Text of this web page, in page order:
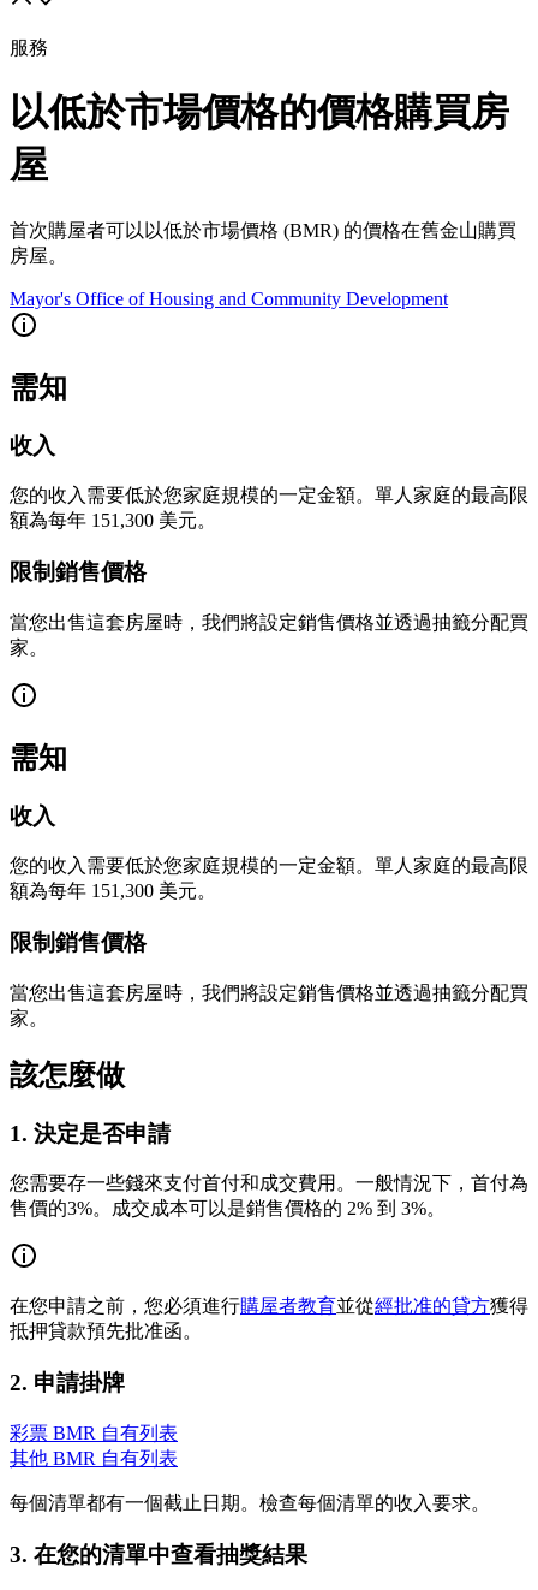
服務
以低於市場價格的價格購買房
屋
首次購屋者可以以低於市場價格 (BMR) 的價格在舊金山購買
房屋。
Mayor's Office of Housing and Community Development
需知
收入
您的收入需要低於您家庭規模的一定金額。單人家庭的最高限
額為每年 151,300 美元。
限制銷售價格
當您出售這套房屋時，我們將設定銷售價格並透過抽籤分配買
家。
需知
收入
您的收入需要低於您家庭規模的一定金額。單人家庭的最高限
額為每年 151,300 美元。
限制銷售價格
當您出售這套房屋時，我們將設定銷售價格並透過抽籤分配買
家。
該怎麼做
1. 決定是否申請
您需要存一些錢來支付首付和成交費用。一般情況下，首付為
售價的3%。成交成本可以是銷售價格的 2% 到 3%。
在您申請之前，您必須進行購屋者教育並從經批准的貸方獲得
抵押貸款預先批准函。
2. 申請掛牌
彩票 BMR 自有列表
其他 BMR 自有列表
每個清單都有一個截止日期。檢查每個清單的收入要求。
3. 在您的清單中查看抽獎結果